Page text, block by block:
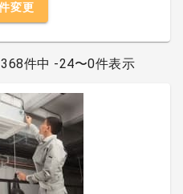
変更
件中 -24〜0件表示